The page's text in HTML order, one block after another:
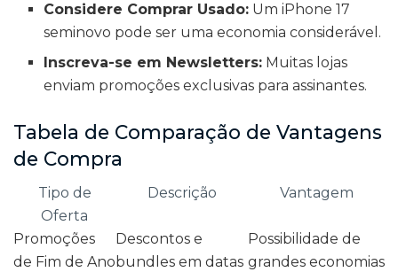
Considere Comprar Usado: Um iPhone 17
seminovo pode ser uma economia considerável.
Inscreva-se em Newsletters: Muitas lojas
enviam promoções exclusivas para assinantes.
Tabela de Comparação de Vantagens
de Compra
Tipo de
Oferta
Descrição Vantagem
Promoções
de Fim de Ano
Descontos e
bundles em datas
Possibilidade de
grandes economias